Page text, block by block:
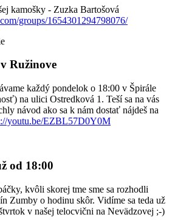
kamošky - Zuzka Bartošová
groups/1654301294798076/
Ružinove
každý pondelok o 18:00 v Špirále
na ulici Ostredková 1. Teší sa na vás
návod ako sa k nám dostať nájdeš na
youtu.be/EZBL57D0Y0M
od 18:00
kvôli skorej tme sme sa rozhodli
Zumby o hodinu skôr. Vidíme sa teda už
v našej telocvični na Nevädzovej ;-)